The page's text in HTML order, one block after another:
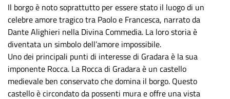
Il borgo è noto soprattutto per essere stato il luogo di un
celebre amore tragico tra Paolo e Francesca, narrato da
Dante Alighieri nella Divina Commedia. La loro storia è
diventata un simbolo dell’amore impossibile.
Uno dei principali punti di interesse di Gradara è la sua
imponente Rocca. La Rocca di Gradara è un castello
medievale ben conservato che domina il borgo. Questo
castello è circondato da possenti mura e offre una vista